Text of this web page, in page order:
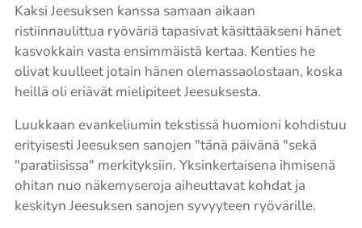
Kaksi Jeesuksen kanssa samaan aikaan
ristiinnaulittua ryöväriä tapasivat käsittääkseni hänet
kasvokkain vasta ensimmäistä kertaa. Kenties he
olivat kuulleet jotain hänen olemassaolostaan, koska
heillä oli eriävät mielipiteet Jeesuksesta.
Luukkaan evankeliumin tekstissä huomioni kohdistuu
erityisesti Jeesuksen sanojen "tänä päivänä "sekä
"paratiisissa" merkityksiin. Yksinkertaisena ihmisenä
ohitan nuo näkemyseroja aiheuttavat kohdat ja
keskityn Jeesuksen sanojen syvyyteen ryövärille.